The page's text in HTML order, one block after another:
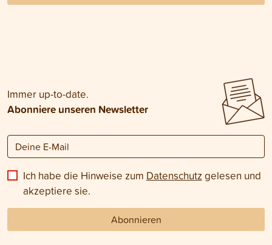
Immer up-to-date.
Abonniere unseren Newsletter
Ich habe die Hinweise zum Datenschutz gelesen und
akzeptiere sie.
Abonnieren